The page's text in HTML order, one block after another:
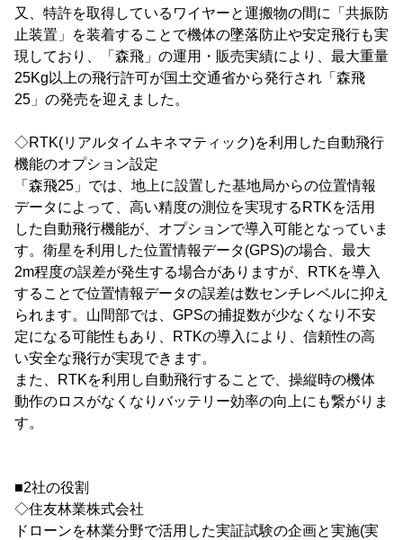
又、特許を取得しているワイヤーと運搬物の間に「共振防
止装置」を装着することで機体の墜落防止や安定飛行も実
現しており、「森飛」の運用・販売実績により、最大重量
25Kg以上の飛行許可が国土交通省から発行され「森飛
25」の発売を迎えました。
◇RTK(リアルタイムキネマティック)を利用した自動飛行
機能のオプション設定
「森飛25」では、地上に設置した基地局からの位置情報
データによって、高い精度の測位を実現するRTKを活用
した自動飛行機能が、オプションで導入可能となっていま
す。衛星を利用した位置情報データ(GPS)の場合、最大
2m程度の誤差が発生する場合がありますが、RTKを導入
することで位置情報データの誤差は数センチレベルに抑え
られます。山間部では、GPSの捕捉数が少なくなり不安
定になる可能性もあり、RTKの導入により、信頼性の高
い安全な飛行が実現できます。
また、RTKを利用し自動飛行することで、操縦時の機体
動作のロスがなくなりバッテリー効率の向上にも繋がりま
す。
■2社の役割
◇住友林業株式会社
ドローンを林業分野で活用した実証試験の企画と実施(実